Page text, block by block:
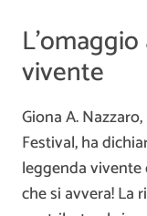
vivente
Giona A.
Festival, ha
leggenda
che si avvera! La